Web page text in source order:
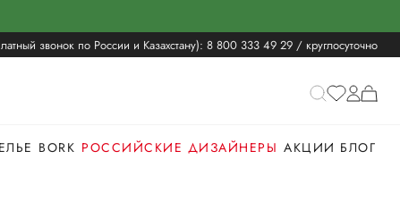
звонок по России и Казахстану): 8 800 333 49 29 / круглосуточно
BORK РОССИЙСКИЕ ДИЗАЙНЕРЫ АКЦИИ БЛОГ